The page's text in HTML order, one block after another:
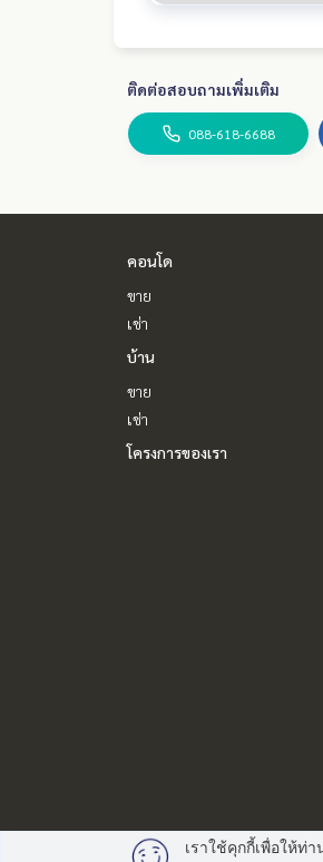
ติดต่อสอบถามเพิ่มเติม
088-618-6688
คอนโด
ขาย
เช่า
บ้าน
ขาย
เช่า
โครงการของเรา
เราใช้คุกกี้เพื่อให้ท่